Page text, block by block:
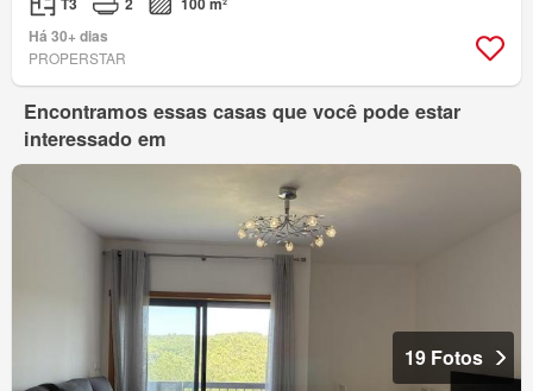
Há 30+ dias
PROPERSTAR
Encontramos essas casas que você pode estar
interessado em
19 Fotos